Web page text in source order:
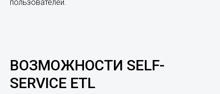
пользователей.
ВОЗМОЖНОСТИ SELF-
SERVICE ETL